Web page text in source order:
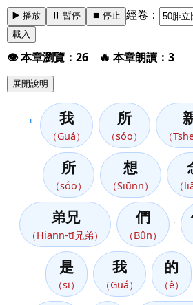
▶️ 播放 ⏸️ 暫停 ⏹️ 停止 經卷：
載入
👁️ 本章瀏覽：26 🔥 本章朗讀：3
展開說明
1 我
（Guá）
所
（sóo） （
所
（sóo）
想
（Siūnn） （
弟兄
（Hiann-tī兄弟）
們
（Bûn）
是
（sī）
我
（Guá）
的
（ê）